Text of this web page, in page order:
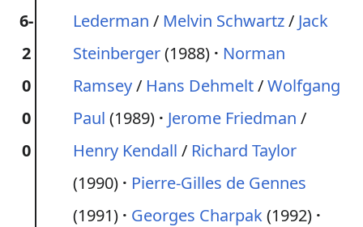
6-
2
0
0
0
Lederman / Melvin Schwartz/ Jack
Steinberger(1988)
Norman
Ramsey/ Hans Dehmelt/Wolfgang
Paul (1989) Jerome Friedman /
Henry Kendall / Richard Taylor
(1990)
Pierre-Gilles de Gennes
(1991)
Georges Charpak(1992)